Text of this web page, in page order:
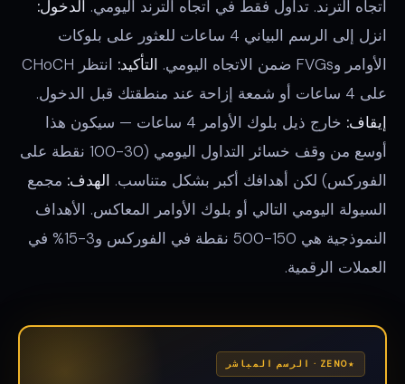
اتجاه الترند. تداول فقط في اتجاه الترند اليومي. الدخول:
انزل إلى الرسم البياني 4 ساعات للعثور على بلوكات
الأوامر وFVGs ضمن الاتجاه اليومي.
التأكيد:
انتظر CHoCH
على 4 ساعات أو شمعة إزاحة عند منطقتك قبل الدخول.
إيقاف:
خارج ذيل بلوك الأوامر 4 ساعات — سيكون هذا
أوسع من وقف خسائر التداول اليومي (30-100 نقطة على
الفوركس) لكن أهدافك أكبر بشكل متناسب. الهدف: مجمع
السيولة اليومي التالي أو بلوك الأوامر المعاكس. الأهداف
النموذجية هي 150-500 نقطة في الفوركس و3-15% في
العملات الرقمية.
ZENO · الرسم المباشر